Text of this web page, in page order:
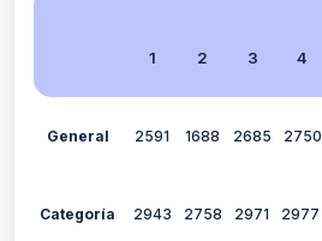
1
2 3 4
General 2591 1688 2685 2750
Categoría 2943 2758 2971 2977